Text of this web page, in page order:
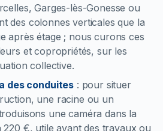
Garges-lès-Gonesse ou
des colonnes verticales que la
après étage ; nous curons ces
et copropriétés, sur les
collective.
des conduites : pour situer
une racine ou un
une caméra dans la
€, utile avant des travaux ou